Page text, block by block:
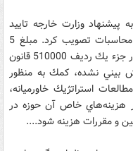
وزيران در جلسه مورخ 9/3/95 به پيشنهاد وزارت خارجه تاييد
سازمان مديريت به استناد ماده 55 قانون محاسبات تصويب كرد. مبلغ 5
ميليارد ريال به صورت هزينه‌اي از محل اعتبار جزء يك رديف 510000 قانون
پيش بيني نشده، كمك به منظور
استراتژيك خاورميانه،
هزينه‌هاي خاص آن حوزه در
و مقررات هزينه شود....